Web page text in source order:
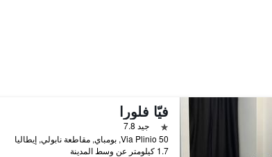
فيّا فلورا
نجمة واحدة
جيد 7.8
Via Plinio 50, بومباي, مقاطعة نابولي, إيطاليا
1.7 كيلومتر عن وسط المدينة